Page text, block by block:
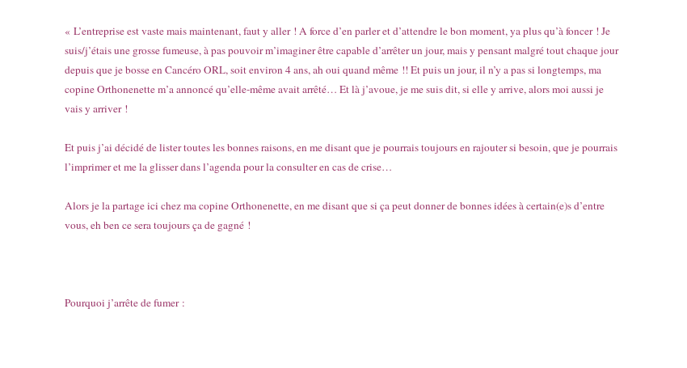
« L’entreprise est vaste mais maintenant, faut y aller ! A force d’en parler et d’attendre le bon moment, ya plus qu’à foncer ! Je
suis/j’étais une grosse fumeuse, à pas pouvoir m’imaginer être capable d’arrêter un jour, mais y pensant malgré tout chaque jour
depuis que je bosse en Cancéro ORL, soit environ 4 ans, ah oui quand même !! Et puis un jour, il n’y a pas si longtemps, ma
copine Orthonenette m’a annoncé qu’elle-même avait arrêté… Et là j’avoue, je me suis dit, si elle y arrive, alors moi aussi je
vais y arriver !
Et puis j’ai décidé de lister toutes les bonnes raisons, en me disant que je pourrais toujours en rajouter si besoin, que je pourrais
l’imprimer et me la glisser dans l’agenda pour la consulter en cas de crise…
Alors je la partage ici chez ma copine Orthonenette, en me disant que si ça peut donner de bonnes idées à certain(e)s d’entre
vous, eh ben ce sera toujours ça de gagné !
Pourquoi j’arrête de fumer :